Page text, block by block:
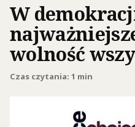
W
wolność
Czas czytania: 1 min